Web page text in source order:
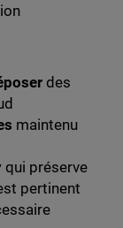
des
maintenu
qui préserve
pertinent